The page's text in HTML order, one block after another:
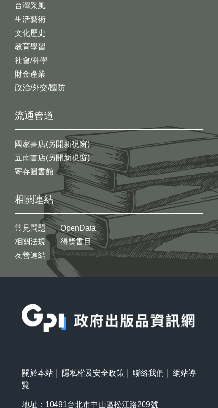
台灣采風
生活藝術
文化歷史
教育學習
社會/科學
財金產業
政治/外交/國防
流通管道
國家書店(另開新視窗)
五南書店(另開新視窗)
寄存圖書館
相關連結
常見問題
相關法規
友善連結
OpenData
得獎書目
關於本站 隱私權及安全政策 聯絡我們
網站導
覽
地址：10491台北市中山區松江路209號